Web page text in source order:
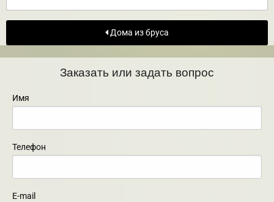
Дома из бруса
Заказать или задать вопрос
Имя
Телефон
E-mail